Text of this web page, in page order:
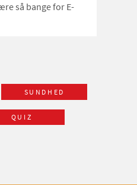
så bange for E-
SUNDHED
QUIZ